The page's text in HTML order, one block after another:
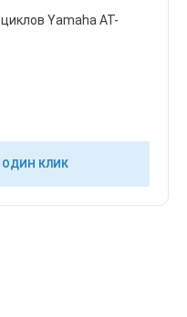
Yamaha AT-
ОДИН КЛИК